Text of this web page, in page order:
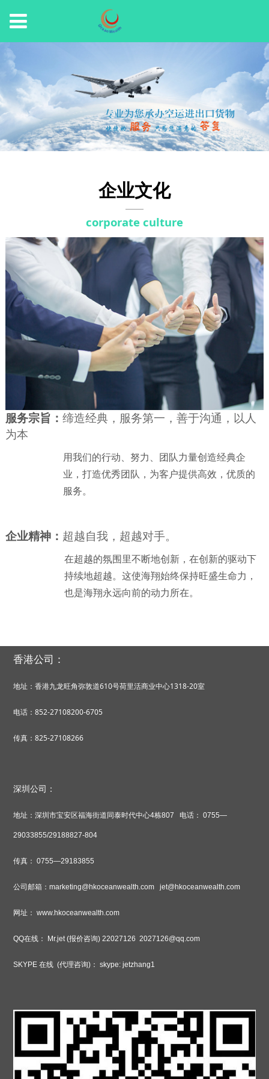
企业文化
corporate culture
服务宗旨： 缔造经典，服务第一，善于沟通，以人
为本
用我们的行动、努力、团队力量创造经典企
业，打造优秀团队，为客户提供高效，优质的
服务。
企业精神： 超越自我，超越对手。
在超越的氛围里不断地创新，在创新的驱动下
持续地超越。这使海翔始终保持旺盛生命力，
也是海翔永远向前的动力所在。
香港公司：
地址：香港九龙旺角弥敦道610号荷里活商业中心1318-20室
电话：852-27108200-6705
传真：825-27108266
深圳公司：
地址：深圳市宝安区福海街道同泰时代中心4栋807 电话： 0755—
29033855/29188827-804
传真： 0755—29183855
公司邮箱： marketing@hkoceanwealth.com jet@hkoceanwealth.com
网址： www.hkoceanwealth.com
QQ在线： Mr.jet (报价咨询) 22027126 2027126@qq.com
SKYPE 在线(代理咨询)： skype: jetzhang1